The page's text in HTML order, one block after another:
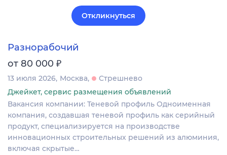
Откликнуться
Разнорабочий
от 80 000 ₽
13 июля 2026 Москва
Стрешнево
Джейкет, сервис размещения объявлений
Вакансия компании: Теневой профиль Одноименная
компания, создавшая теневой профиль как серийный
продукт, специализируется на производстве
инновационных строительных решений из алюминия,
включая скрытые…